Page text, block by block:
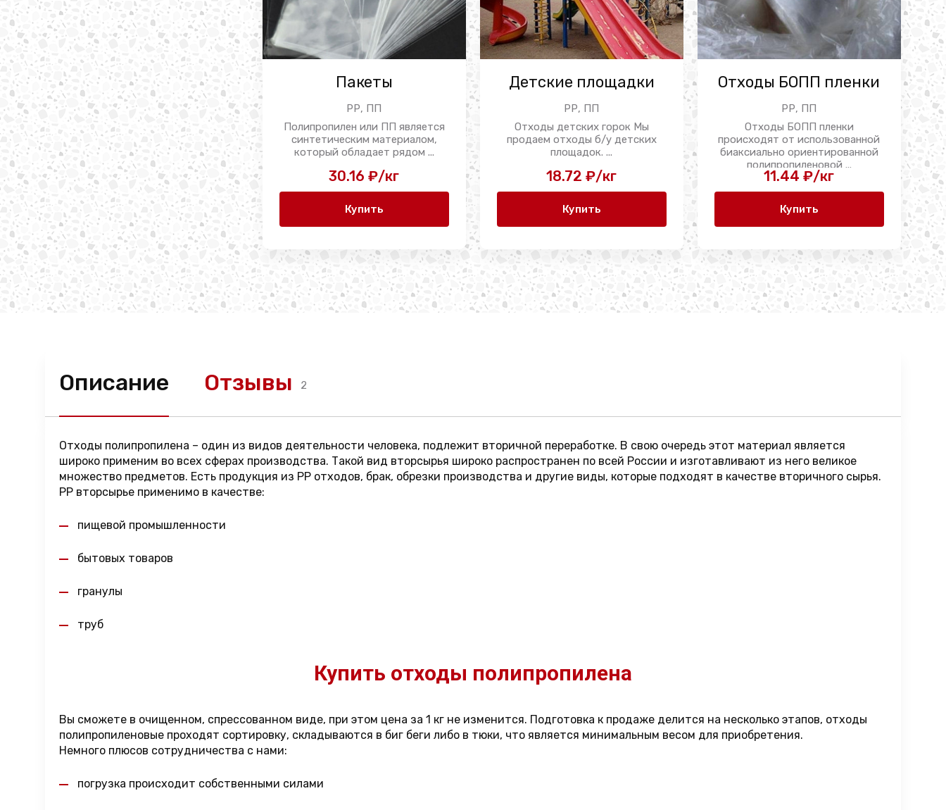
Пакеты
РР, ПП
Полипропилен или ПП является
синтетическим материалом,
который обладает рядом ...
30.16 ₽/кг
Купить
Детские площадки
РР, ПП
Отходы детских горок Мы
продаем отходы б/у детских
площадок. ...
18.72 ₽/кг
Купить
Отходы БОПП пленки
РР, ПП
Отходы БОПП пленки
происходят от использованной
биаксиально ориентированной
полипропиленовой ...
11.44 ₽/кг
Купить
Описание Отзывы 2
Отходы полипропилена – один из видов деятельности человека, подлежит вторичной переработке. В свою очередь этот материал является
широко применим во всех сферах производства. Такой вид вторсырья широко распространен по всей России и изготавливают из него великое
множество предметов. Есть продукция из PP отходов, брак, обрезки производства и другие виды, которые подходят в качестве вторичного сырья.
PP вторсырье применимо в качестве:
пищевой промышленности
бытовых товаров
гранулы
труб
Купить отходы полипропилена
Вы сможете в очищенном, спрессованном виде, при этом цена за 1 кг не изменится. Подготовка к продаже делится на несколько этапов, отходы
полипропиленовые проходят сортировку, складываются в биг беги либо в тюки, что является минимальным весом для приобретения.
Немного плюсов сотрудничества с нами:
погрузка происходит собственными силами